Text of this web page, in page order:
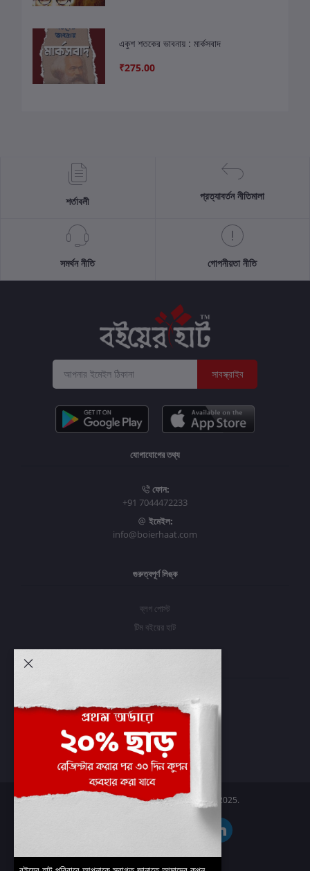
একুশ শতকের ভাবনায় : মার্কসবাদ
₹275.00
শর্তাবলী প্রত্যাবর্তন নীতিমালা
সমর্থন নীতি গোপনীয়তা নীতি
সাবস্ক্রাইব
যোগাযোগের তথ্য
ফোন:
+91 7044472233
ইমেইল:
info@boierhaat.com
গুরুত্বপূর্ণ লিঙ্ক
ব্লগ পোস্ট
টিম বইয়ের হাট
প্রবেশ করুন
অর্ডার ইতিহাস
আমার ইচ্ছাগুলি
অর্ডার ট্র্যাকিং
Boier Haat™ | © All rights reserved 2025.